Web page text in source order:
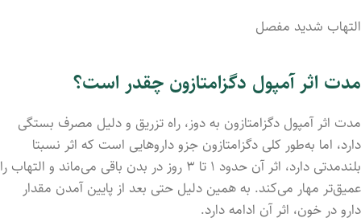
التهاب شدید مفصل
مدت اثر آمپول دگزامتازون چقدر است؟
مدت اثر آمپول دگزامتازون به دوز، راه تزریق و دلیل مصرف بستگی
دارد، اما به‌طور کلی دگزامتازون جزو داروهایی است که اثر نسبتا
بلندمدتی دارد، اثر آن حدود ۱ تا ۳ روز در بدن باقی می‌ماند و التهاب را
عمیق‌تر مهار می‌کند. به همین دلیل حتی بعد از پایین آمدن مقدار
دارو در خون، اثر آن ادامه دارد.